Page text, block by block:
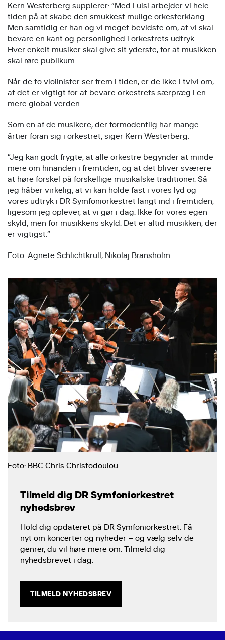
Kern Westerberg supplerer: ”Med Luisi arbejder vi hele
tiden på at skabe den smukkest mulige orkesterklang.
Men samtidig er han og vi meget bevidste om, at vi skal
bevare en kant og personlighed i orkestrets udtryk.
Hver enkelt musiker skal give sit yderste, for at musikken
skal røre publikum.
Når de to violinister ser frem i tiden, er de ikke i tvivl om,
at det er vigtigt for at bevare orkestrets særpræg i en
mere global verden.
Som en af de musikere, der formodentlig har mange
årtier foran sig i orkestret, siger Kern Westerberg:
”Jeg kan godt frygte, at alle orkestre begynder at minde
mere om hinanden i fremtiden, og at det bliver sværere
at høre forskel på forskellige musikalske traditioner. Så
jeg håber virkelig, at vi kan holde fast i vores lyd og
vores udtryk i DR Symfoniorkestret langt ind i fremtiden,
ligesom jeg oplever, at vi gør i dag. Ikke for vores egen
skyld, men for musikkens skyld. Det er altid musikken, der
er vigtigst.”
Foto: Agnete Schlichtkrull, Nikolaj Bransholm
Foto: BBC Chris Christodoulou
Tilmeld dig DR Symfoniorkestret
nyhedsbrev
Hold dig opdateret på DR Symfoniorkestret. Få
nyt om koncerter og nyheder – og vælg selv de
genrer, du vil høre mere om. Tilmeld dig
nyhedsbrevet i dag.
TILMELD NYHEDSBREV